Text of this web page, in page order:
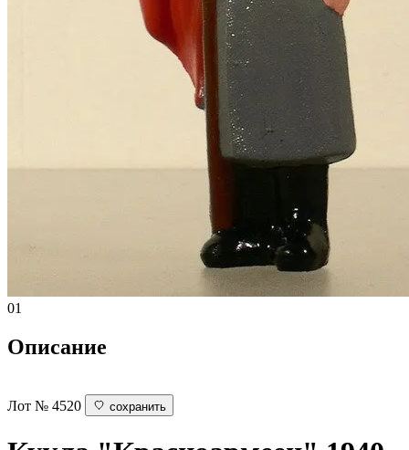
01
Описание
Лот № 4520 сохранить